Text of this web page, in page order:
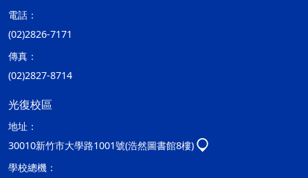
電話：
(02)2826-7171
傳真：
(02)2827-8714
光復校區
地址：
30010新竹市大學路1001號(浩然圖書館8樓)
學校總機：